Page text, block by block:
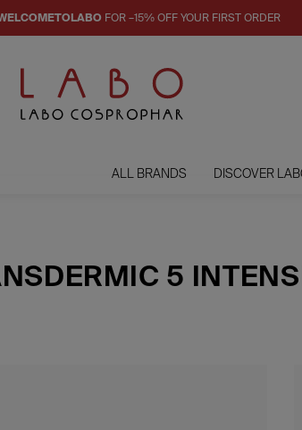
FOR –15% OFF YOUR FIRST ORDER
ALL BRANDS DISCOVER
5